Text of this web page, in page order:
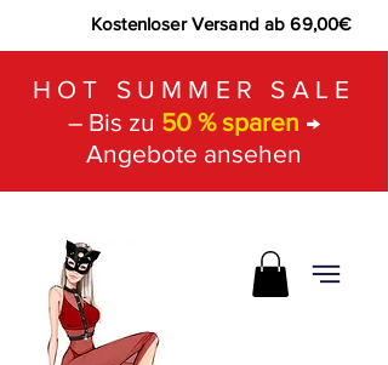
Kostenloser Versand ab 69,00€
HOT SUMMER SALE
– Bis zu 50 % sparen →
Angebote ansehen